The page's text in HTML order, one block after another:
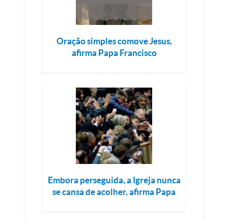
Oração simples comove Jesus,
afirma Papa Francisco
Embora perseguida, a Igreja nunca
se cansa de acolher, afirma Papa